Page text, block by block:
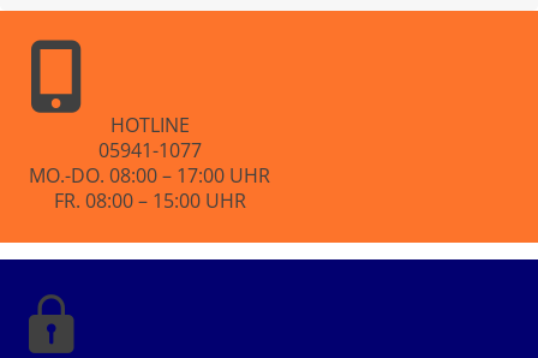
HOTLINE
05941-1077
MO.-DO. 08:00 – 17:00 UHR
FR. 08:00 – 15:00 UHR